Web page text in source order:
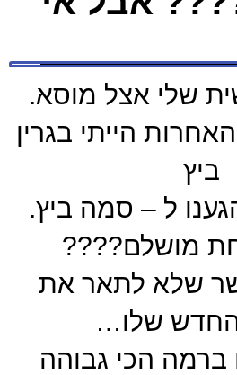
שלי אצל מוסא.
הייתי בגרין
ביץ
ל – סמה ביץ.
מושלם????
שלא לתאר את
שלו…
ברמה הכי גבוהה